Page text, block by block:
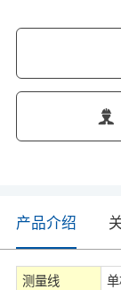
产品介绍
测量线